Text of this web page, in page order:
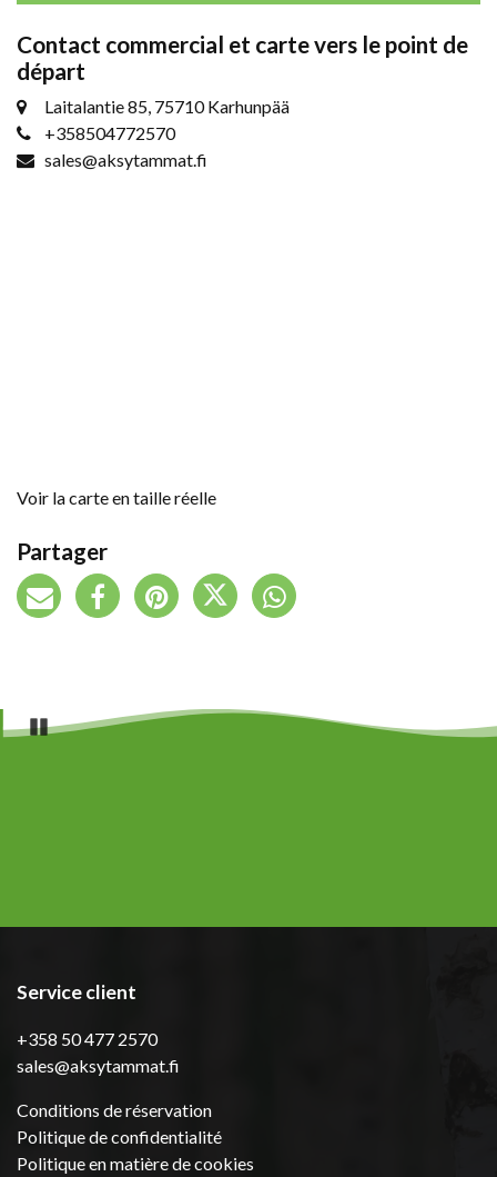
Contact commercial et carte vers le point de
départ
Laitalantie 85, 75710 Karhunpää
+358504772570
sales@aksytammat.fi
Voir la carte en taille réelle
Partager
Pause
Service client
+358 50 477 2570
sales@aksytammat.fi
Conditions de réservation
Politique de confidentialité
Politique en matière de cookies